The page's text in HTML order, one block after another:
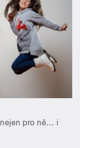
nejen pro ně… i